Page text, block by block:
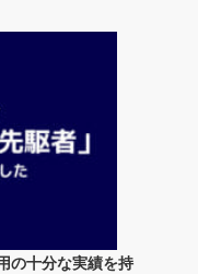
の十分な実績を持